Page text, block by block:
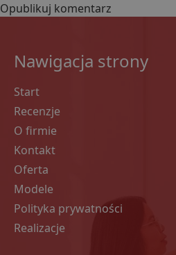
Nawigacja strony
Start
Recenzje
O firmie
Kontakt
Oferta
Modele
Polityka prywatności
Realizacje